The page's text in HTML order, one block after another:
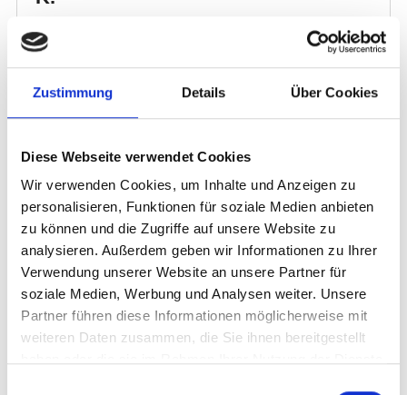
Zustimmung Details Über Cookies
Diese Webseite verwendet Cookies
Wir verwenden Cookies, um Inhalte und Anzeigen zu
personalisieren, Funktionen für soziale Medien anbieten
zu können und die Zugriffe auf unsere Website zu
analysieren. Außerdem geben wir Informationen zu Ihrer
Verwendung unserer Website an unsere Partner für
soziale Medien, Werbung und Analysen weiter. Unsere
Partner führen diese Informationen möglicherweise mit
weiteren Daten zusammen, die Sie ihnen bereitgestellt